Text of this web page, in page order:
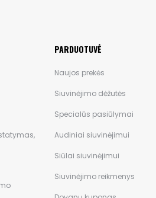
PARDUOTUVĖ
Naujos prekės
Siuvinėjimo dėžutės
Specialūs pasiūlymai
Audiniai siuvinėjimui
Siūlai siuvinėjimui
Siuvinėjimo reikmenys